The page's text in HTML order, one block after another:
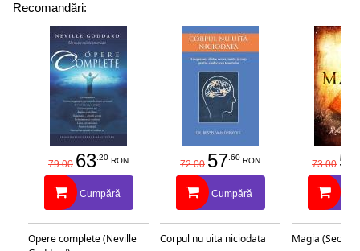
Recomandări:
79.00 63.20 RON
Cumpără
Opere complete (Neville
72.00 57.60 RON
Cumpără
Corpul nu uita niciodata
73.00 58
Magia